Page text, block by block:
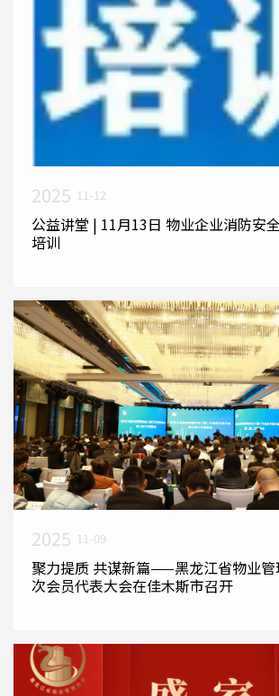
2025 11-12
公益讲堂 | 11月13日 物业企业消防安
培训
2025 11-09
聚力提质 共谋新篇——黑龙江省物业管
次会员代表大会在佳木斯市召开